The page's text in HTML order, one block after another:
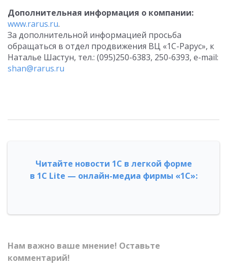
Дополнительная информация о компании:
www.rarus.ru.
За дополнительной информацией просьба
обращаться в отдел продвижения ВЦ «1С-Рарус», к
Наталье Шастун, тел.: (095)250-6383, 250-6393, e-mail:
shan@rarus.ru
Читайте новости 1С в легкой форме
в 1С Lite — онлайн-медиа фирмы «1С»:
Нам важно ваше мнение! Оставьте
комментарий!